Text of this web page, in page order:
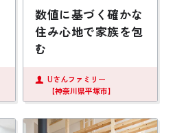
数値に基づく確かな
住み心地で家族を包
む
Uさんファミリー
【神奈川県平塚市】